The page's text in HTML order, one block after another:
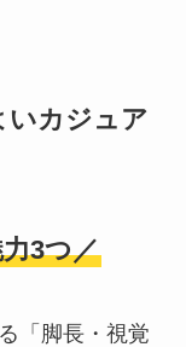
いカジュア
3つ／
「脚長・視覚